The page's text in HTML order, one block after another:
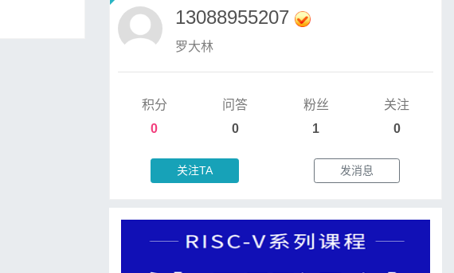
13088955207
罗大林
积分
0
问答
0
粉丝
1
关注
0
关注TA 发消息